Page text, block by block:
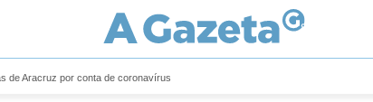
de Aracruz por conta de coronavírus